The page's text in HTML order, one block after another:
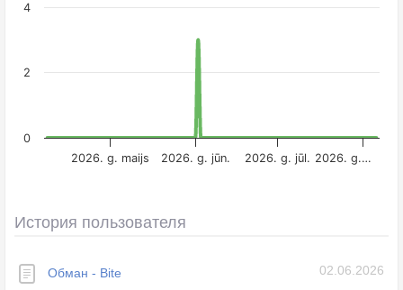
2026. g. maijs 2026. g. jūn. 2026. g. jūl. 2026. g.…
0
2
4
История пользователя
Обман - Bite 02.06.2026